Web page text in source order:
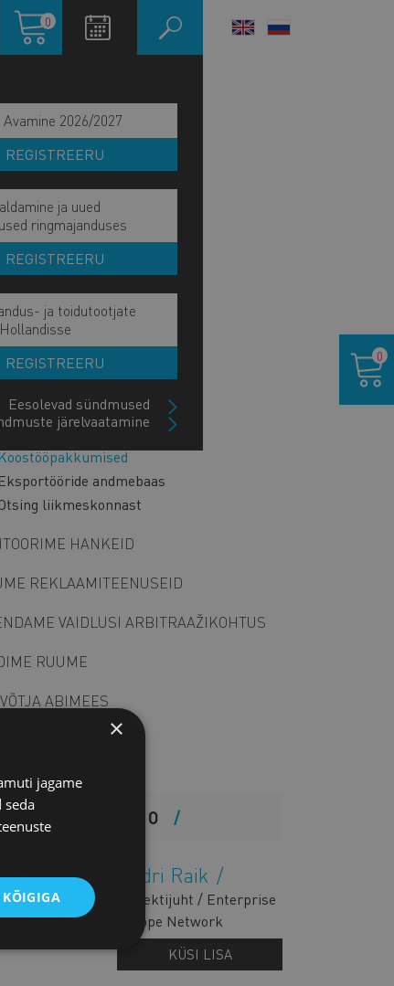
Ostukorv
0
2026/2027
REGISTREERU
ja uued
ringmajanduses
REGISTREERU
ja toidutootjate
REGISTREERU
Eesolevad sündmused
järelvaatamine
LANGUAGE
0
EKSPORDITEENUSEID
NÕU
PARTNEREID LEIDA
Eksportööride andmebaas
liikmeskonnast
HANKEID
REKLAAMITEENUSEID
VAIDLUSI ARBITRAAŽIKOHTUS
RUUME
ABIMEES
LISAINFO
Kadri Raik
Projektijuht / Enterprise
Europe Network
KÜSI LISA
×
jagame
seda